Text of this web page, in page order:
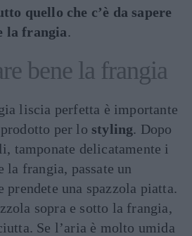
quello che c’è da sapere
la frangia.
bene la frangia
liscia perfetta è importante
per lo styling. Dopo
tamponate delicatamente i
frangia, passate un
una spazzola piatta.
sopra e sotto la frangia,
Se l’aria è molto umida